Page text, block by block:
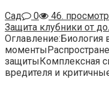
Сад
0
46.
Защита клубники от
Оглавление:Биология
защитыКомплексная
вредителя и